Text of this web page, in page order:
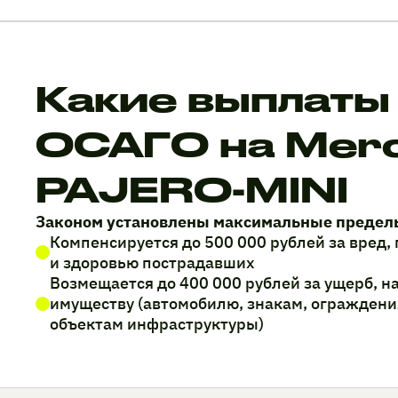
Какие выплаты
ОСАГО на
PAJERO-MINI
Законом установлены максимальные
Компенсируется до 500 000 рублей за
и здоровью пострадавших
Возмещается до 400 000 рублей за ущерб,
имуществу (автомобилю, знакам,
объектам инфраструктуры)